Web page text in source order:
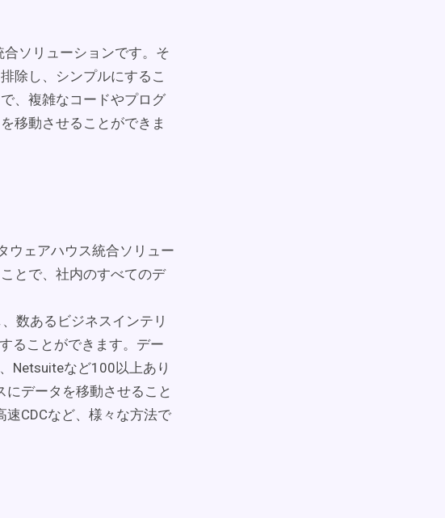
ソリューションです。そ
除し、シンプルにするこ
、複雑なコードやプログ
移動させることができま
ウェアハウス統合ソリュー
とで、社内のすべてのデ
数あるビジネスインテリ
ることができます。デー
Netsuiteなど100以上あり
にデータを移動させること
速CDCなど、様々な方法で